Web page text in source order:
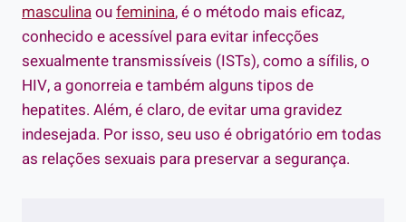
masculinaoufeminina, é o método mais eficaz,
conhecido e acessível para evitar infecções
sexualmente transmissíveis (ISTs), como a sífilis, o
HIV, a gonorreia e também alguns tipos de
hepatites. Além, é claro, de evitar uma gravidez
indesejada. Por isso, seu uso é obrigatório em todas
as relações sexuais para preservar a segurança.